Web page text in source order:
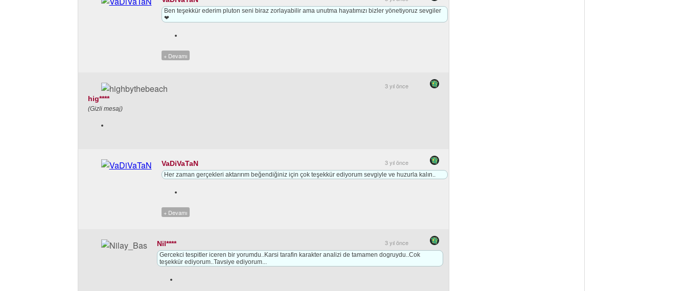
Ben teşekkür ederim pluton seni biraz zorlayabilir ama unutma hayatımızı bizler yönetiyoruz sevgiler
❤
+ Devamı
3 yıl önce
hig****
(Gizli mesaj)
3 yıl önce
VaDiVaTaN
Her zaman gerçekleri aktarırım beğendiğiniz için çok teşekkür ediyorum sevgiyle ve huzurla kalın..
+ Devamı
3 yıl önce
Nil****
Gercekci tespitler iceren bir yorumdu..Karsi tarafin karakter analizi de tamamen dogruydu..Cok
teşekkür ediyorum..Tavsiye ediyorum...